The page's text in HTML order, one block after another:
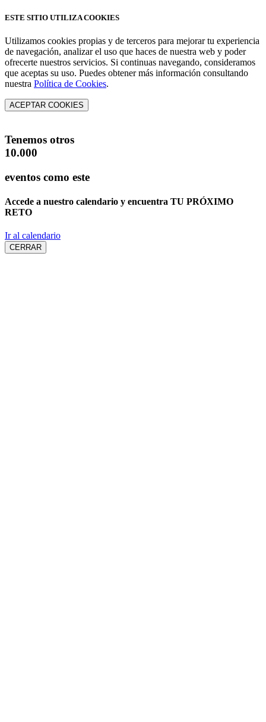
ESTE SITIO UTILIZA COOKIES
Utilizamos cookies propias y de terceros para mejorar tu experiencia
de navegación, analizar el uso que haces de nuestra web y poder
ofrecerte nuestros servicios. Si continuas navegando, consideramos
que aceptas su uso. Puedes obtener más información consultando
nuestra Política de Cookies.
ACEPTAR COOKIES
Tenemos otros
10.000
eventos como este
Accede a nuestro calendario y encuentra TU PRÓXIMO
RETO
Ir al calendario
CERRAR